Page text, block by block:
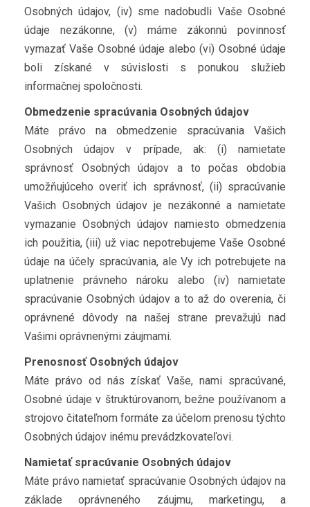
Osobných údajov, (iv) sme nadobudli Vaše Osobné
údaje nezákonne, (v) máme zákonnú povinnosť
vymazať Vaše Osobné údaje alebo (vi) Osobné údaje
boli získané v súvislosti s ponukou služieb
informačnej spoločnosti.
Obmedzenie spracúvania Osobných údajov
Máte právo na obmedzenie spracúvania Vašich
Osobných údajov v prípade, ak: (i) namietate
správnosť Osobných údajov a to počas obdobia
umožňujúceho overiť ich správnosť, (ii) spracúvanie
Vašich Osobných údajov je nezákonné a namietate
vymazanie Osobných údajov namiesto obmedzenia
ich použitia, (iii) už viac nepotrebujeme Vaše Osobné
údaje na účely spracúvania, ale Vy ich potrebujete na
uplatnenie právneho nároku alebo (iv) namietate
spracúvanie Osobných údajov a to až do overenia, či
oprávnené dôvody na našej strane prevažujú nad
Vašimi oprávnenými záujmami.
Prenosnosť Osobných údajov
Máte právo od nás získať Vaše, nami spracúvané,
Osobné údaje v štruktúrovanom, bežne používanom a
strojovo čitateľnom formáte za účelom prenosu týchto
Osobných údajov inému prevádzkovateľovi.
Namietať spracúvanie Osobných údajov
Máte právo namietať spracúvanie Osobných údajov na
základe oprávneného záujmu, marketingu, a